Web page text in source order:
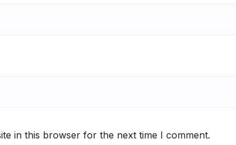
in this browser for the next time I comment.